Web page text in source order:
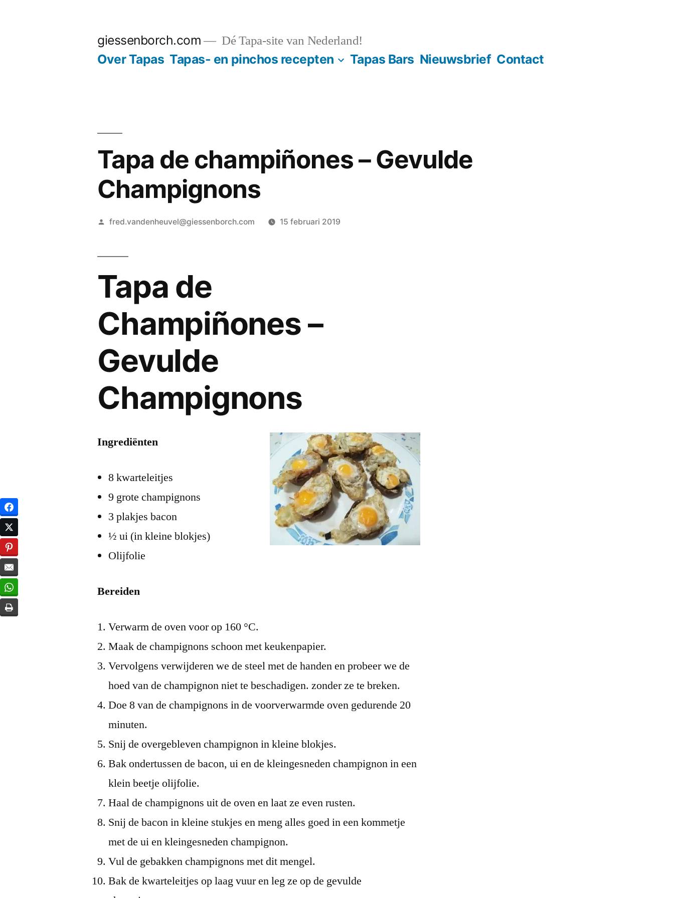
giessenborch.com Dé Tapa-site van Nederland!
Over Tapas Tapas- en pinchos recepten Tapas Bars Nieuwsbrief Contact
Tapa de champiñones – Gevulde
Champignons
Geplaatst
fred.vandenheuvel@giessenborch.com 15 februari 2019
Tapa de
Champiñones –
Gevulde
Champignons
Ingrediënten
8 kwarteleitjes
9 grote champignons
3 plakjes bacon
½ ui (in kleine blokjes)
Olijfolie
Bereiden
Verwarm de oven voor op 160 °C.
Maak de champignons schoon met keukenpapier.
Vervolgens verwijderen we de steel met de handen en probeer we de
hoed van de champignon niet te beschadigen. zonder ze te breken.
Doe 8 van de champignons in de voorverwarmde oven gedurende 20
minuten.
Snij de overgebleven champignon in kleine blokjes.
Bak ondertussen de bacon, ui en de kleingesneden champignon in een
klein beetje olijfolie.
Haal de champignons uit de oven en laat ze even rusten.
Snij de bacon in kleine stukjes en meng alles goed in een kommetje
met de ui en kleingesneden champignon.
Vul de gebakken champignons met dit mengel.
Bak de kwarteleitjes op laag vuur en leg ze op de gevulde